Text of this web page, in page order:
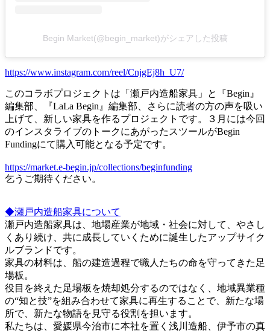
Begin Market(@begin_market)がシェアした投稿
https://www.instagram.com/reel/CnjgEj8h_U7/
このコラボプロジェクトは「瀬戸内造船家具」と『Begin』
編集部、『LaLa Begin』編集部、さらに読者の方の声を吸い
上げて、新しい家具を作るプロジェクトです。３月には今回
のインスタライブのトークにあがったスツールがBegin
Fundingにて購入可能となる予定です。
https://market.e-begin.jp/collections/beginfunding
乞うご期待ください。
◆瀬戸内造船家具について
瀬戸内造船家具は、地場産業が地域・社会に対して、やさし
くあり続け、共に成長していくために誕生したアップサイク
ルブランドです。
家具の材料は、船の建造過程で職人たちの命を守ってきた足
場板。
役目を終えた足場板を焼却処分するのではなく、地域異業種
の“知と技”を組み合わせて家具に再生することで、新たな場
所で、新たな物語を見守る役割を担います。
私たちは、愛媛県今治市に本社を置く浅川造船、伊予市の真